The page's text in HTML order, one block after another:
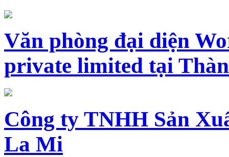
Văn phòng đại diện
private limited tại
Công ty TNHH Sản
La Mi